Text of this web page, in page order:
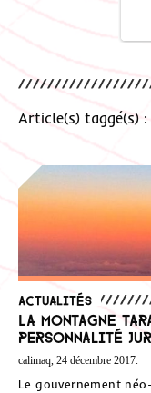
Article(s) taggé(s) :
Actualités
La montagne
personnalité
calimaq, 24 décembre 2017.
Le gouvernement